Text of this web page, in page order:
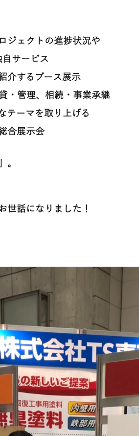
ジェクトの進捗状況や
サービス
介するブース展示
・管理、相続・事業承継
テーマを取り上げる
合展示会
。
世話になりました！